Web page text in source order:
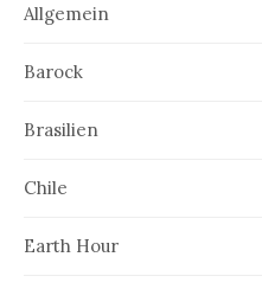
Allgemein
Barock
Brasilien
Chile
Earth Hour